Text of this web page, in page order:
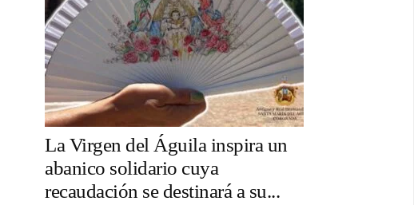
La Virgen del Águila inspira un
abanico solidario cuya
recaudación se destinará a su...